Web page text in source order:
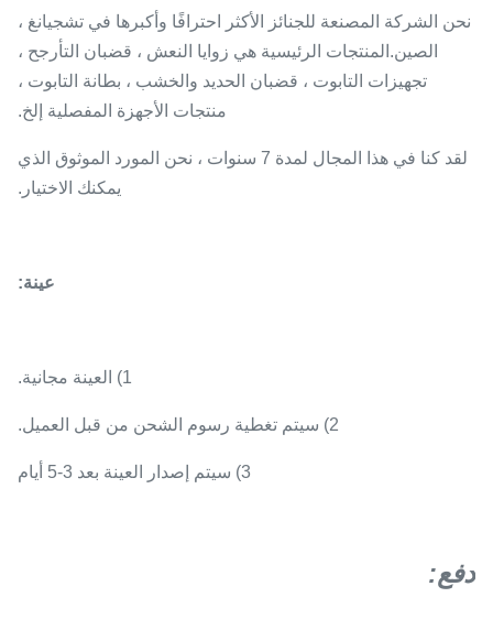
نحن الشركة المصنعة للجنائز الأكثر احترافًا وأكبرها في تشجيانغ ،
الصين.المنتجات الرئيسية هي زوايا النعش ، قضبان التأرجح ،
تجهيزات التابوت ، قضبان الحديد والخشب ، بطانة التابوت ،
منتجات الأجهزة المفصلية إلخ.
لقد كنا في هذا المجال لمدة 7 سنوات ، نحن المورد الموثوق الذي
يمكنك الاختيار.
عينة:
1) العينة مجانية.
2) سيتم تغطية رسوم الشحن من قبل العميل.
3) سيتم إصدار العينة بعد 3-5 أيام
دفع: